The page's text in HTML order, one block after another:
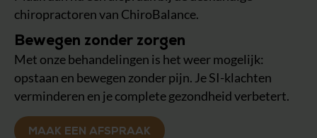
chiropractoren van ChiroBalance.
Bewegen zonder zorgen
Met onze behandelingen is het weer mogelijk:
opstaan en bewegen zonder pijn. Je SI-klachten
verminderen en je complete gezondheid verbetert.
MAAK EEN AFSPRAAK